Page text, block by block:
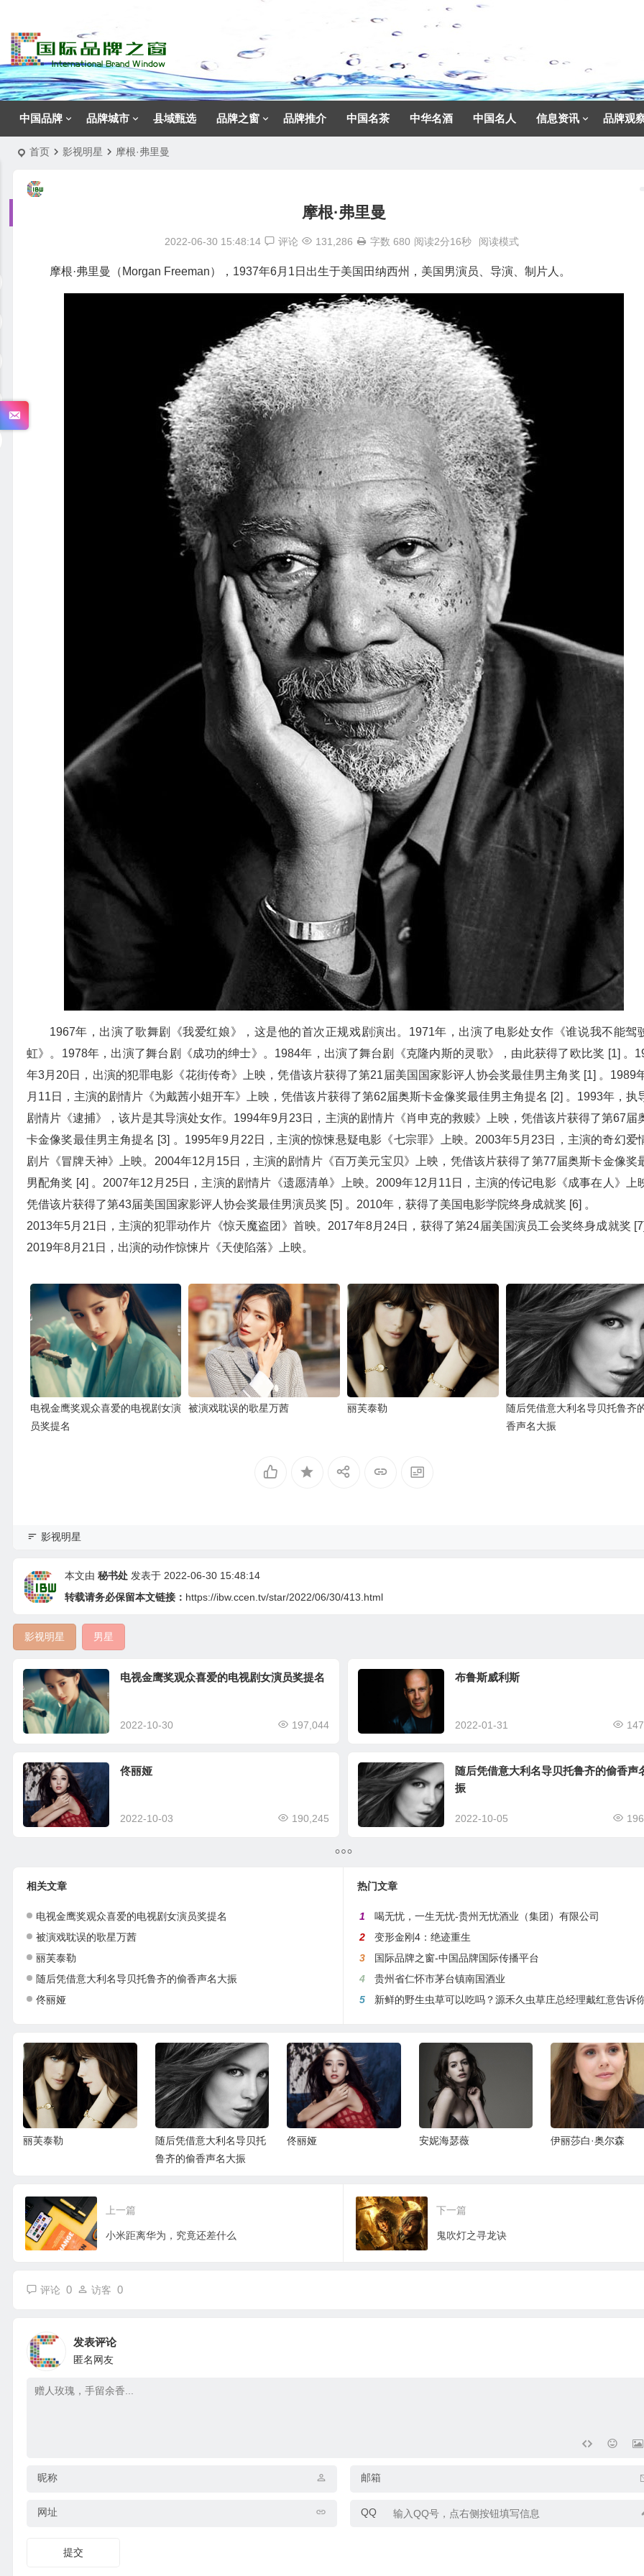
中国品牌 品牌城市 县域甄选 品牌之窗 品牌推介 中国名茶 中华名酒 中国名人 信息资讯 品牌观
首页 影视明星 摩根·弗里曼
摩根·弗里曼
2022-06-30 15:48:14 评论 131,286 字数 680 阅读2分16秒 阅读模式
摩根·弗里曼（Morgan Freeman），1937年6月1日出生于美国田纳西州，美国男演员、导演、制片人。
1967年，出演了歌舞剧《我爱红娘》，这是他的首次正规戏剧演出。1971年，出演了电影处女作《谁说我不能驾
虹》。1978年，出演了舞台剧《成功的绅士》。1984年，出演了舞台剧《克隆内斯的灵歌》，由此获得了欧比奖 [1] 。
年3月20日，出演的犯罪电影《花街传奇》上映，凭借该片获得了第21届美国国家影评人协会奖最佳男主角奖 [1] 。1989
月11日，主演的剧情片《为戴茜小姐开车》上映，凭借该片获得了第62届奥斯卡金像奖最佳男主角提名 [2] 。1993年，执
剧情片《逮捕》，该片是其导演处女作。1994年9月23日，主演的剧情片《肖申克的救赎》上映，凭借该片获得了第67届
卡金像奖最佳男主角提名 [3] 。1995年9月22日，主演的惊悚悬疑电影《七宗罪》上映。2003年5月23日，主演的奇幻爱
剧片《冒牌天神》上映。2004年12月15日，主演的剧情片《百万美元宝贝》上映，凭借该片获得了第77届奥斯卡金像奖
男配角奖 [4] 。2007年12月25日，主演的剧情片《遗愿清单》上映。2009年12月11日，主演的传记电影《成事在人》上
凭借该片获得了第43届美国国家影评人协会奖最佳男演员奖 [5] 。2010年，获得了美国电影学院终身成就奖 [6] 。
2013年5月21日，主演的犯罪动作片《惊天魔盗团》首映。2017年8月24日，获得了第24届美国演员工会奖终身成就奖 [7]
2019年8月21日，出演的动作惊悚片《天使陷落》上映。
电视金鹰奖观众喜爱的电视剧女演
员奖提名
被演戏耽误的歌星万茜 丽芙泰勒
随后凭借意大利名导贝托鲁齐
香声名大振
影视明星
本文由 秘书处发表于 2022-06-30 15:48:14
转载请务必保留本文链接： https://ibw.ccen.tv/star/2022/06/30/413.html
影视明星 男星
电视金鹰奖观众喜爱的电视剧女演员奖提名
2022-10-30 197,044
布鲁斯威利斯
2022-01-31
佟丽娅
2022-10-03 190,245
随后凭借意大利名导贝托鲁齐的偷香声
振
2022-10-05
相关文章
电视金鹰奖观众喜爱的电视剧女演员奖提名
被演戏耽误的歌星万茜
丽芙泰勒
随后凭借意大利名导贝托鲁齐的偷香声名大振
佟丽娅
热门文章
1
喝无忧，一生无忧-贵州无忧酒业（集团）有限公司
2
变形金刚4：绝迹重生
3
国际品牌之窗-中国品牌国际传播平台
4
贵州省仁怀市茅台镇南国酒业
5
新鲜的野生虫草可以吃吗？源禾久虫草庄总经理戴红意告诉
随后凭借意大利名导贝托
佟丽娅 安妮海瑟薇 伊丽莎白·奥尔森 西尔维斯特·史泰龙
上一篇
小米距离华为，究竟还差什么
下一篇
鬼吹灯之寻龙诀
评论 0 访客 0
发表评论
匿名网友
昵称 邮箱
网址 QQ